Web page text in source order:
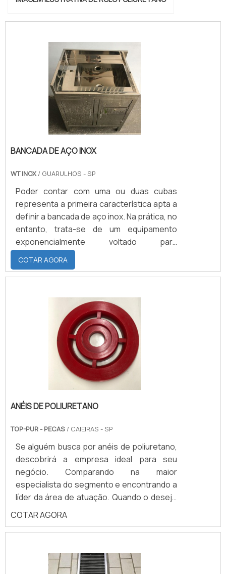
BANCADA DE AÇO INOX
WT INOX / GUARULHOS - SP
Poder contar com uma ou duas cubas
representa a primeira característica apta a
definir a bancada de aço inox. Na prática, no
entanto, trata-se de um equipamento
exponencialmente voltado para
instalações em cozinhas industriais
(embora também possa ser colocada em
outros espaços físicos). Além de poder ser
bancada de aço possui a função de
conseguir suportar todo e qualquer
dispositivo industrial em sua superfície,
fazendo com que nenhum fator externo
COTAR AGORA
ANÉIS DE POLIURETANO
TOP-PUR - PECAS / CAIEIRAS - SP
Se alguém busca por anéis de poliuretano,
descobrirá a empresa ideal para seu
negócio. Comparando na maior
especialista do segmento e encontrando a
líder da área de atuação. Quando o desejo
é por anéis de poliuretano, com a TOP-PUR
benefício com pagamento acessível.
A TOP-PUR foca seus recursos em
COTAR AGORA